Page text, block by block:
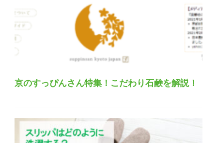
京のすっぴんさん特集！こだわり石鹸を解説！